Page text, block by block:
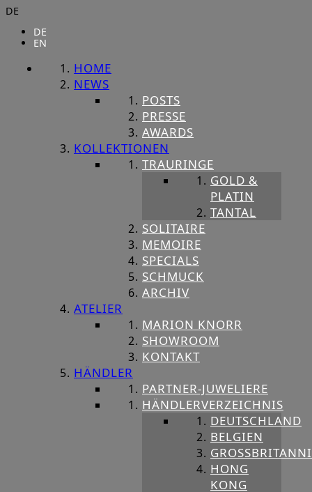
DE
DE
EN
HOME
NEWS
POSTS
PRESSE
AWARDS
KOLLEKTIONEN
TRAURINGE
GOLD &
PLATIN
TANTAL
SOLITAIRE
MEMOIRE
SPECIALS
SCHMUCK
ARCHIV
ATELIER
MARION KNORR
SHOWROOM
KONTAKT
HÄNDLER
PARTNER-JUWELIERE
HÄNDLERVERZEICHNIS
DEUTSCHLAND
BELGIEN
HONG
KONG